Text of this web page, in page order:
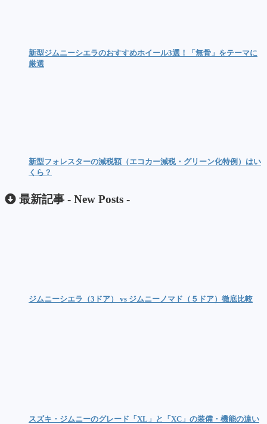
新型ジムニーシエラのおすすめホイール3選！「無骨」をテーマに
厳選
新型フォレスターの減税額（エコカー減税・グリーン化特例）はい
くら？
最新記事 - New Posts -
ジムニーシエラ（3ドア） vs ジムニーノマド（５ドア）徹底比較
スズキ・ジムニーのグレード「XL」と「XC」の装備・機能の違い